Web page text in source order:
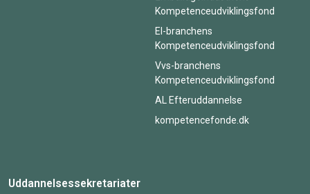
Kompetenceudviklingsfond
El-branchens
Kompetenceudviklingsfond
Vvs-branchens
Kompetenceudviklingsfond
AL Efteruddannelse
kompetencefonde.dk
Uddannelsessekretariater